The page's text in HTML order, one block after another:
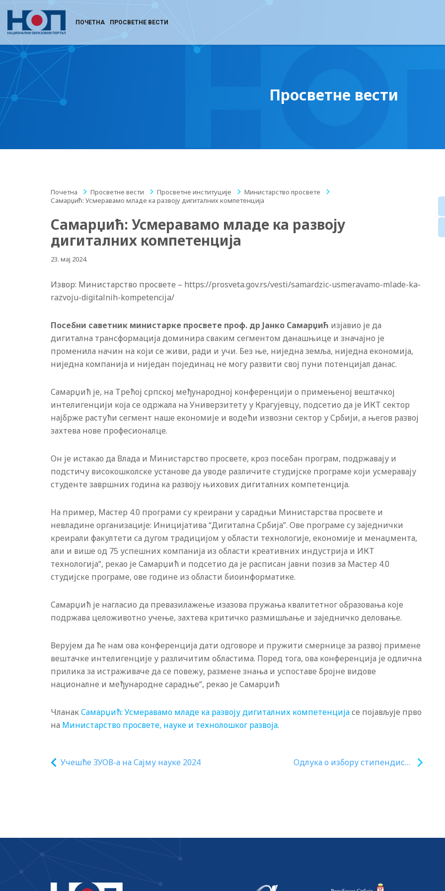
ПОЧЕТНА ПРОСВЕТНЕ ВЕСТИ
Просветне вести
Почетна / Просветне вести / Просветне институције / Министарство просвете
/
Самарџић: Усмеравамо младе ка развоју дигиталних компетенција
Самарџић: Усмеравамо младе ка развоју
дигиталних компетенција
23. мај 2024.
Извор: Министарство просвете – https://prosveta.gov.rs/vesti/samardzic-usmeravamo-mlade-ka-
razvoju-digitalnih-kompetencija/
Посебни саветник министарке просвете проф. др Јанко Самарџић изјавио је да
дигитална трансформација доминира сваким сегментом данашњице и значајно је
променила начин на који се живи, ради и учи. Без ње, ниједна земља, ниједна економија,
ниједна компанија и ниједан појединац не могу развити свој пуни потенцијал данас.
Самарџић је, на Трећој српској међународној конференцији о примењеној вештачкој
интелигенцији која се одржала на Универзитету у Крагујевцу, подсетио да је ИКТ сектор
најбрже растући сегмент наше економије и водећи извозни сектор у Србији, а његов развој
захтева нове професионалце.
Он је истакао да Влада и Министарство просвете, кроз посебан програм, подржавају и
подстичу високошколске установе да уводе различите студијске програме који усмеравају
студенте завршних година ка развоју њихових дигиталних компетенција.
На пример, Мастер 4.0 програми су креирани у сарадњи Министарства просвете и
невладине организације: Иницијатива “Дигитална Србија”. Ове програме су заједнички
креирали факултети са дугом традицијом у области технологије, економије и менаџмента,
али и више од 75 успешних компанија из области креативних индустрија и ИКТ
технологија“, рекао је Самарџић и подсетио да је расписан јавни позив за Мастер 4.0
студијске програме, ове године из области биоинформатике.
Самарџић је нагласио да превазилажење изазова пружања квалитетног образовања које
подржава целоживотно учење, захтева критичко размишљање и заједничко деловање.
Верујем да ће нам ова конференција дати одговоре и пружити смернице за развој примене
вештачке интелигенције у различитим областима. Поред тога, ова конференција је одлична
прилика за истраживаче да се повежу, размене знања и успоставе бројне видове
националне и међународне сарадње“, рекао је Самарџић
ЧланакСамарџић: Усмеравамо младе ка развоју дигиталних компетенцијасе појављује прво
на Министарство просвете, науке и технолошког развоја.
Учешће ЗУОВ-а на Сајму науке 2024
Одлука о избору стипендиста